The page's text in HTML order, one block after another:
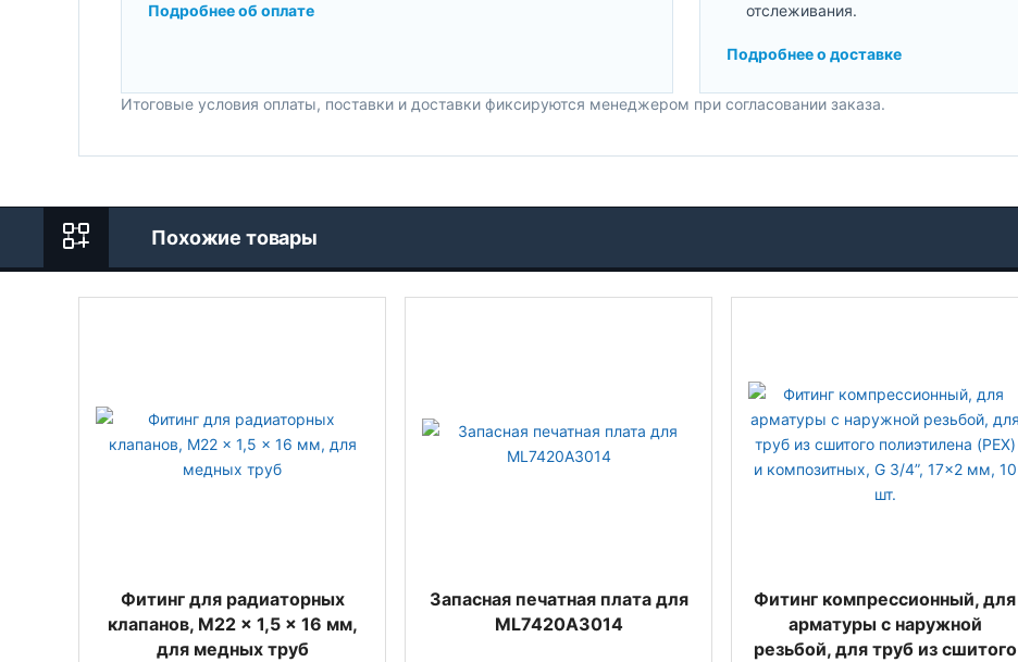
Подробнее об оплате
отслеживания.
Подробнее о доставке
Итоговые условия оплаты, поставки и доставки фиксируются менеджером при согласовании заказа.
Похожие товары
Фитинг для радиаторных
клапанов, M22 x 1,5 x 16 мм,
для медных труб
Запасная печатная плата для
ML7420A3014
Фитинг компрессионный, для
арматуры с наружной
резьбой, для труб из сшитого